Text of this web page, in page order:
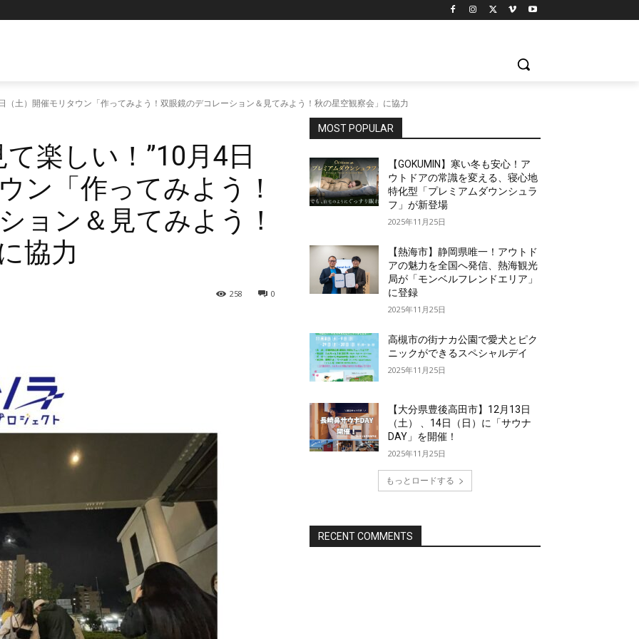
（土）開催モリタウン「作ってみよう！双眼鏡のデコレーション＆見てみよう！秋の星空観察会」に協力
楽しい！”10月4日
ン「作ってみよう！
ョン＆見てみよう！
協力
0
258
MOST POPULAR
【GOKUMIN】寒い冬も安心！ア
ウトドアの常識を変える、寝心地
特化型「プレミアムダウンシュラ
フ」が新登場
2025年11月25日
【熱海市】静岡県唯一！アウトド
アの魅力を全国へ発信、熱海観光
局が「モンベルフレンドエリア」
に登録
2025年11月25日
高槻市の街ナカ公園で愛犬とピク
ニックができるスペシャルデイ
2025年11月25日
【大分県豊後高田市】12月13日
（土） 、14日（日）に「サウナ
DAY」を開催！
2025年11月25日
もっとロードする
RECENT COMMENTS